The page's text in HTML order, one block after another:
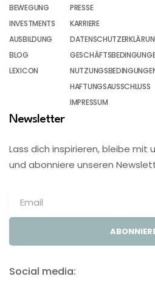
BEWEGUNG
INVESTMENTS
AUSBILDUNG
BLOG
LEXICON
PRESSE
KARRIERE
HAFTUNGSAUSSCHLUSS
IMPRESSUM
Newsletter
Lass dich inspirieren, bleibe mit
und abonniere unseren
Social media: